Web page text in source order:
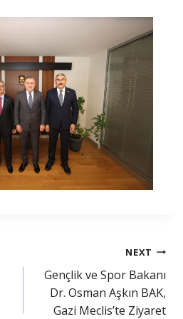
NEXT
Gençlik ve Spor Bakanı
Dr. Osman Aşkın BAK,
Gazi Meclis’te Ziyaret